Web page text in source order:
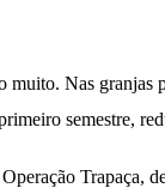
Nas
semestre,
Trapaça,